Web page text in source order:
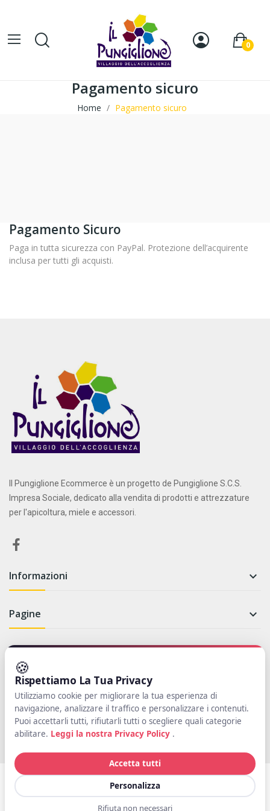
0
Pagamento sicuro
Home Pagamento sicuro
Pagamento Sicuro
Paga in tutta sicurezza con PayPal. Protezione dell’acquirente
inclusa per tutti gli acquisti.
🍪
Rispettiamo La Tua Privacy
Utilizziamo cookie per migliorare la tua esperienza di
navigazione, analizzare il traffico e personalizzare i contenuti.
Puoi accettarli tutti, rifiutarli tutti o scegliere quali categorie
abilitare. Leggi la nostra Privacy Policy .
Accetta tutti
Personalizza
Rifiuta non necessari
Il Pungiglione Ecommerce è un progetto de Pungiglione S.C.S.
Impresa Sociale, dedicato alla vendita di prodotti e attrezzature
per l'apicoltura, miele e accessori.
Informazioni 
Pagine 
Newsletter
Iscriviti per rimanere aggiornato su novità e promozioni
Iscriviti
Copyright © Il Pungiglione. Partita IVA: 01004970453 Tutti i diritti
riservati. Powered by